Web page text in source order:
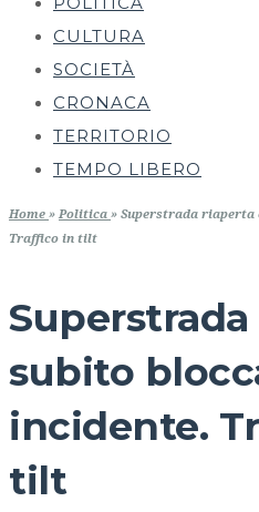
CULTURA
SOCIETÀ
CRONACA
TERRITORIO
TEMPO LIBERO
Home » Politica » Superstrada riaperta
Traffico in tilt
subito
incidente.
tilt